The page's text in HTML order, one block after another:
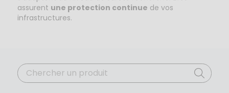
assurent une protection continue de vos
infrastructures.
Recherche
pour :